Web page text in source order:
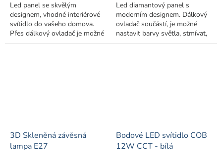
Led panel se skvělým
designem, vhodné interiérové
svítidlo do vašeho domova.
Přes dálkový ovladač je možné
nastavit barvu světla a lze
Led diamantový panel s
moderním designem. Dálkový
ovladač součástí, je možné
nastavit barvy světla, stmívat,
nebo využít další funkce, jako
3D Skleněná závěsná
lampa E27
Bodové LED svítidlo COB
12W CCT - bílá